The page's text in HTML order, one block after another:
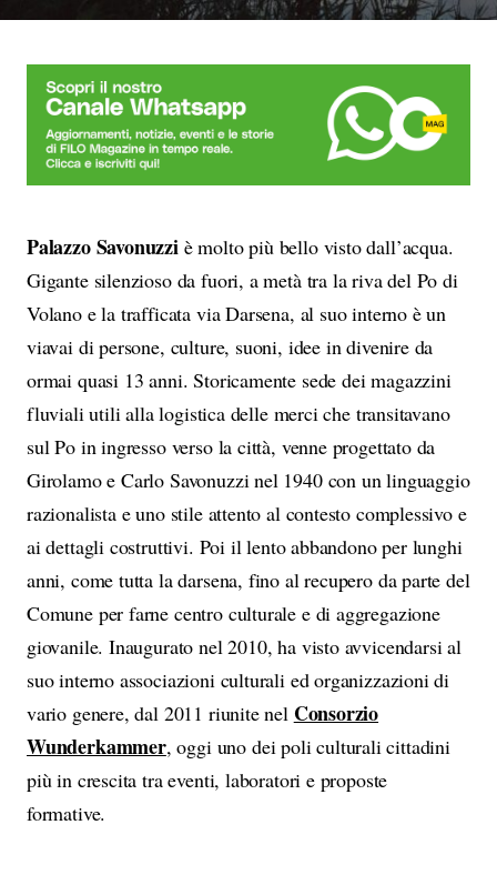
Palazzo Savonuzziè molto più bello visto dall’acqua.
Gigante silenzioso da fuori, a metà tra la riva del Po di
Volano e la trafficata via Darsena, al suo interno è un
viavai di persone, culture, suoni, idee in divenire da
ormai quasi 13 anni. Storicamente sede dei magazzini
fluviali utili alla logistica delle merci che transitavano
sul Po in ingresso verso la città, venne progettato da
Girolamo e Carlo Savonuzzi nel 1940 con un linguaggio
razionalista e uno stile attento al contesto complessivo e
ai dettagli costruttivi. Poi il lento abbandono per lunghi
anni, come tutta la darsena, fino al recupero da parte del
Comune per farne centro culturale e di aggregazione
giovanile. Inaugurato nel 2010, ha visto avvicendarsi al
suo interno associazioni culturali ed organizzazioni di
vario genere, dal 2011 riunite nel Consorzio
Wunderkammer, oggi uno dei poli culturali cittadini
più in crescita tra eventi, laboratori e proposte
formative.